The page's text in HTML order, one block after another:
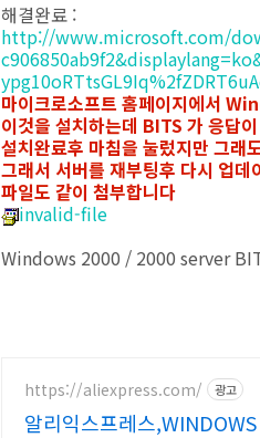
해결완료 :
http://www.microsoft.com/
마이크로소프트 홈페이지에서
이것을 설치하는데 BITS 가 응답
설치완료후 마침을 눌렀지만 그래
그래서 서버를 재부팅후 다시 업
파일도 같이 첨부합니다
invalid-file
Windows 2000 / 2000 server
https://aliexpress.com/ 광고
알리익스프레스